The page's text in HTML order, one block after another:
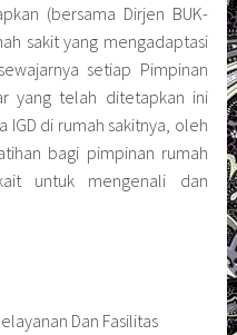
(bersama Dirjen BUK-
sakit yang mengadaptasi
setiap Pimpinan
yang telah ditetapkan ini
di rumah sakitnya, oleh
bagi pimpinan rumah
untuk mengenali dan
Dan Fasilitas